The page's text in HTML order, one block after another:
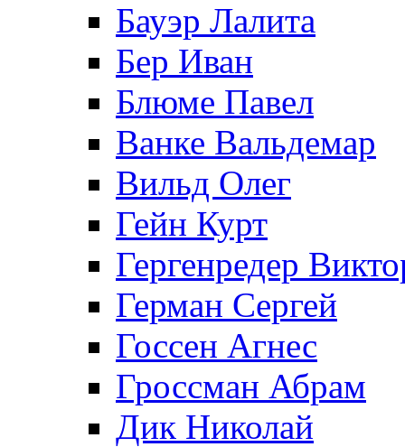
Бауэр Лалита
Бер Иван
Блюме Павел
Ванке Вальдемар
Вильд Олег
Гейн Курт
Гергенредер
Герман Сергей
Госсен Агнес
Гроссман Абрам
Дик Николай